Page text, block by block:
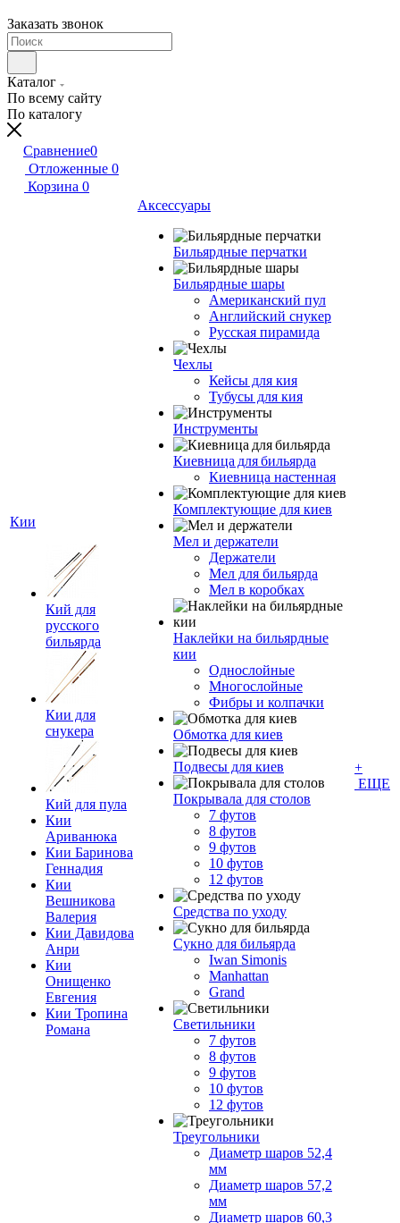
Заказать звонок
Каталог
По всему сайту
По каталогу
Сравнение0
Отложенные 0
Корзина 0
Кии
Кий для
русского
бильярда
Кии для
снукера
Кий для пула
Кии
Ариванюка
Кии Баринова
Геннадия
Кии
Вешникова
Валерия
Кии Давидова
Анри
Кии
Онищенко
Евгения
Кии Тропина
Романа
Аксессуары
Бильярдные перчатки
Бильярдные шары
Американский пул
Английский снукер
Русская пирамида
Чехлы
Кейсы для кия
Тубусы для кия
Инструменты
Киевница для бильярда
Киевница настенная
Комплектующие для киев
Мел и держатели
Держатели
Мел для бильярда
Мел в коробках
Наклейки на бильярдные
кии
Однослойные
Многослойные
Фибры и колпачки
Обмотка для киев
Подвесы для киев
Покрывала для столов
7 футов
8 футов
9 футов
10 футов
12 футов
Средства по уходу
Сукно для бильярда
Iwan Simonis
Manhattan
Grand
Светильники
7 футов
8 футов
9 футов
10 футов
12 футов
Треугольники
Диаметр шаров 52,4
мм
Диаметр шаров 57,2
мм
Диаметр шаров 60,3
+
ЕЩЕ